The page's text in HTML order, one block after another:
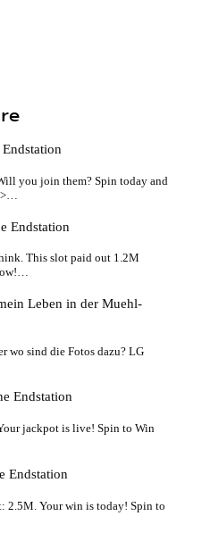
you join them? Spin today and
Endstation
This slot paid out 1.2M
Leben in der Muehl-
wo sind die Fotos dazu? LG
Endstation
jackpot is live! Spin to Win
Endstation
2.5M. Your win is today! Spin to